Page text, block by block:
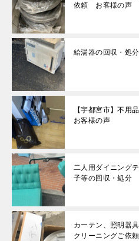
依頼 お客様の声
給湯器の回収・処
【宇都宮市】不用
お客様の声
二人用ダイニング
子等の回収・処分
カーテン、照明器
クリーニングご依頼